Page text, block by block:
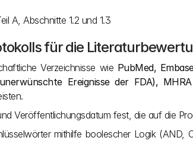
A, Abschnitte 1.2 und 1.3
für die
Verzeichnisse wie PubMed,
Ereignisse der FDA),
Veröffentlichungsdatum fest, die auf die
mithilfe boolescher Logik